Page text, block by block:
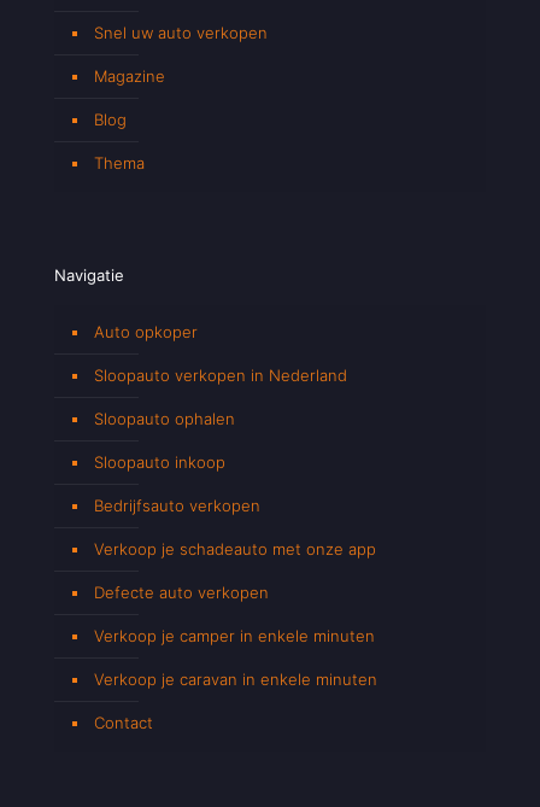
Snel uw auto verkopen
Magazine
Blog
Thema
Navigatie
Auto opkoper
Sloopauto verkopen in Nederland
Sloopauto ophalen
Sloopauto inkoop
Bedrijfsauto verkopen
Verkoop je schadeauto met onze app
Defecte auto verkopen
Verkoop je camper in enkele minuten
Verkoop je caravan in enkele minuten
Contact